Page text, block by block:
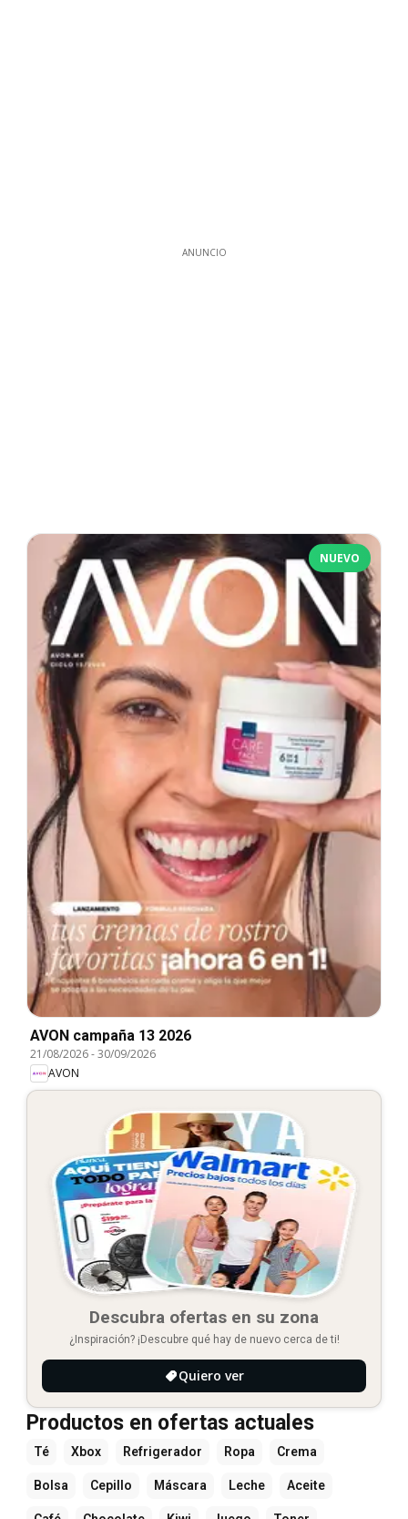
ANUNCIO
NUEVO
AVON campaña 13 2026
21/08/2026-30/09/2026
AVON
Descubra ofertas en su zona
¿Inspiración? ¡Descubre qué hay de nuevo cerca de ti!
Quiero ver
Productos en ofertas actuales
Té Xbox Refrigerador Ropa Crema
Bolsa Cepillo Máscara Leche Aceite